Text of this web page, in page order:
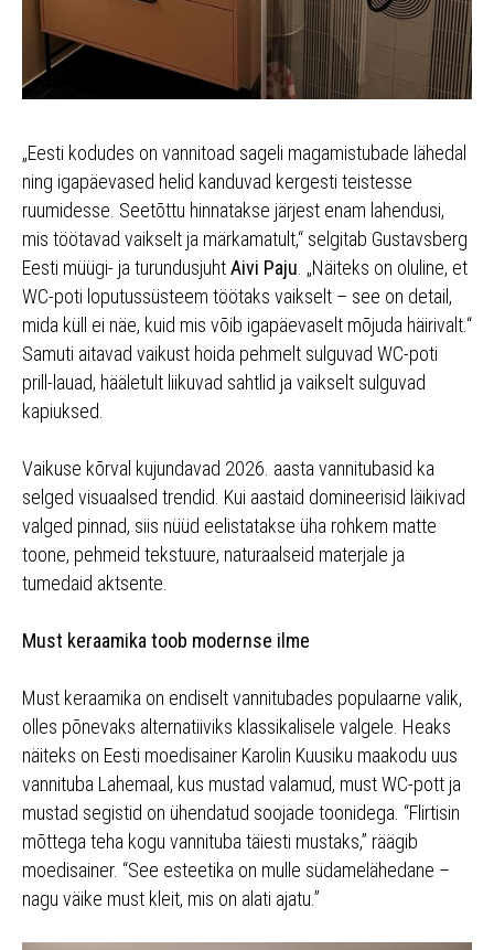
„Eesti kodudes on vannitoad sageli magamistubade lähedal
ning igapäevased helid kanduvad kergesti teistesse
ruumidesse. Seetõttu hinnatakse järjest enam lahendusi,
mis töötavad vaikselt ja märkamatult,“ selgitab Gustavsberg
Eesti müügi- ja turundusjuhtAivi Paju. „Näiteks on oluline, et
WC-poti loputussüsteem töötaks vaikselt – see on detail,
mida küll ei näe, kuid mis võib igapäevaselt mõjuda häirivalt.“
Samuti aitavad vaikust hoida pehmelt sulguvad WC-poti
prill-lauad, hääletult liikuvad sahtlid ja vaikselt sulguvad
kapiuksed.
Vaikuse kõrval kujundavad 2026. aasta vannitubasid ka
selged visuaalsed trendid. Kui aastaid domineerisid läikivad
valged pinnad, siis nüüd eelistatakse üha rohkem matte
toone, pehmeid tekstuure, naturaalseid materjale ja
tumedaid aktsente.
Must keraamika toob modernse ilme
Must keraamika on endiselt vannitubades populaarne valik,
olles põnevaks alternatiiviks klassikalisele valgele. Heaks
näiteks on Eesti moedisainer Karolin Kuusiku maakodu uus
vannituba Lahemaal, kus mustad valamud, must WC-pott ja
mustad segistid on ühendatud soojade toonidega. “Flirtisin
mõttega teha kogu vannituba täiesti mustaks,” räägib
moedisainer. “See esteetika on mulle südamelähedane –
nagu väike must kleit, mis on alati ajatu.”